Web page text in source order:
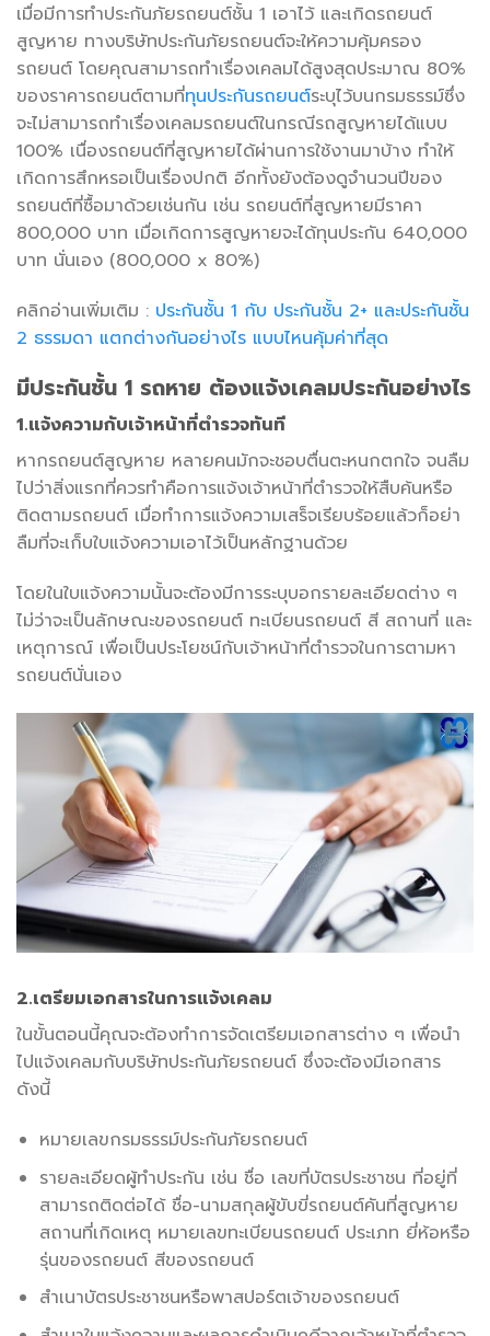
เมื่อมีการทำประกันภัยรถยนต์ชั้น 1 เอาไว้ และเกิดรถยนต์
สูญหาย ทางบริษัทประกันภัยรถยนต์จะให้ความคุ้มครอง
รถยนต์ โดยคุณสามารถทำเรื่องเคลมได้สูงสุดประมาณ 80%
ของราคารถยนต์ตามที่ทุนประกันรถยนต์ระบุไว้บนกรมธรรม์ซึ่ง
จะไม่สามารถทำเรื่องเคลมรถยนต์ในกรณีรถสูญหายได้แบบ
100% เนื่องรถยนต์ที่สูญหายได้ผ่านการใช้งานมาบ้าง ทำให้
เกิดการสึกหรอเป็นเรื่องปกติ อีกทั้งยังต้องดูจำนวนปีของ
รถยนต์ที่ซื้อมาด้วยเช่นกัน เช่น รถยนต์ที่สูญหายมีราคา
800,000 บาท เมื่อเกิดการสูญหายจะได้ทุนประกัน 640,000
บาท นั่นเอง (800,000 x 80%)
คลิกอ่านเพิ่มเติม : ประกันชั้น 1 กับ ประกันชั้น 2+ และประกันชั้น
2 ธรรมดา แตกต่างกันอย่างไร แบบไหนคุ้มค่าที่สุด
มีประกันชั้น 1 รถหาย ต้องแจ้งเคลมประกันอย่างไร
1.แจ้งความกับเจ้าหน้าที่ตำรวจทันที
หากรถยนต์สูญหาย หลายคนมักจะชอบตื่นตะหนกตกใจ จนลืม
ไปว่าสิ่งแรกที่ควรทำคือการแจ้งเจ้าหน้าที่ตำรวจให้สืบค้นหรือ
ติดตามรถยนต์ เมื่อทำการแจ้งความเสร็จเรียบร้อยแล้วก็อย่า
ลืมที่จะเก็บใบแจ้งความเอาไว้เป็นหลักฐานด้วย
โดยในใบแจ้งความนั้นจะต้องมีการระบุบอกรายละเอียดต่าง ๆ
ไม่ว่าจะเป็นลักษณะของรถยนต์ ทะเบียนรถยนต์ สี สถานที่ และ
เหตุการณ์ เพื่อเป็นประโยชน์กับเจ้าหน้าที่ตำรวจในการตามหา
รถยนต์นั่นเอง
2.เตรียมเอกสารในการแจ้งเคลม
ในขั้นตอนนี้คุณจะต้องทำการจัดเตรียมเอกสารต่าง ๆ เพื่อนำ
ไปแจ้งเคลมกับบริษัทประกันภัยรถยนต์ ซึ่งจะต้องมีเอกสาร
ดังนี้
หมายเลขกรมธรรม์ประกันภัยรถยนต์
รายละเอียดผู้ทำประกัน เช่น ชื่อ เลขที่บัตรประชาชน ที่อยู่ที่
สามารถติดต่อได้ ชื่อ-นามสกุลผู้ขับขี่รถยนต์คันที่สูญหาย
สถานที่เกิดเหตุ หมายเลขทะเบียนรถยนต์ ประเภท ยี่ห้อหรือ
รุ่นของรถยนต์ สีของรถยนต์
สำเนาบัตรประชาชนหรือพาสปอร์ตเจ้าของรถยนต์